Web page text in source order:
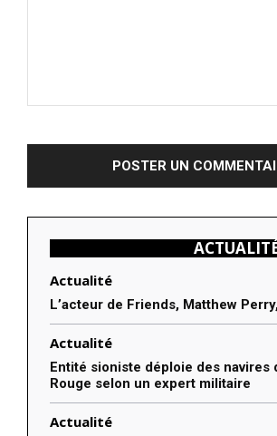
Actualité
L’acteur de Friends, Matthew
Actualité
Entité sioniste déploie des navires
Rouge selon un expert militaire
Actualité